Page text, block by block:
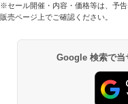
※セール開催・内容・価格等は、予告
販売ページ上でご確認ください。
Google 検索で当